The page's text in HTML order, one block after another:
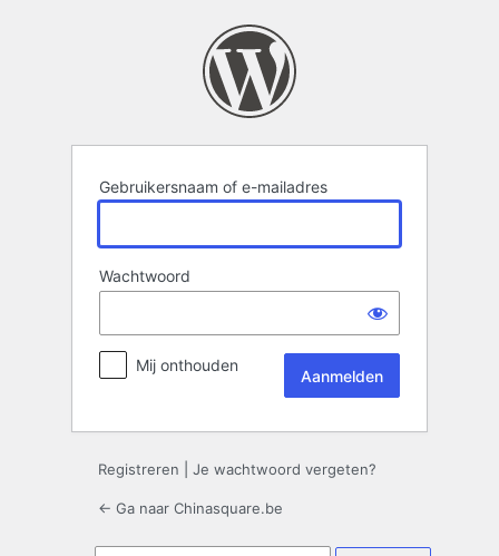
Gebruikersnaam of e-mailadres
Wachtwoord
Mij onthouden
Registreren Je wachtwoord vergeten?
← Ga naar Chinasquare.be